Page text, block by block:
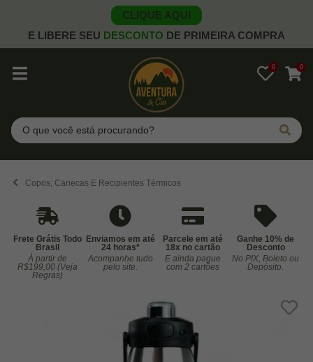
CLIQUE AQUI
E LIBERE SEU DESCONTO DE PRIMEIRA COMPRA
0 0
Pesquisar
Copos, Canecas E Recipientes Térmicos
Frete Grátis Todo
Brasil
À partir de
R$199,00 (Veja
Regras)
Enviamos em até
24 horas*
Acompanhe tudo
pelo site.
Parcele em até
18x no cartão
E ainda pague
com 2 cartões
Ganhe 10% de
Desconto
No PIX, Boleto ou
Depósito.